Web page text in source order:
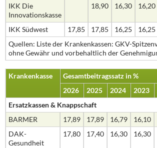
IKK Die
Innovationskasse
18,90 16,30 16,20
IKK Südwest 17,85 17,85 16,25 16,25
Quellen: Liste der Krankenkassen: GKV-
ohne Gewähr und vorbehaltlich der
Krankenkasse
Gesamtbeitragssatz in %
2026
2025 2024 2023
Ersatzkassen & Knappschaft
BARMER
17,89 17,89 16,79 16,10
DAK-
Gesundheit
17,80 17,40 16,30 16,30